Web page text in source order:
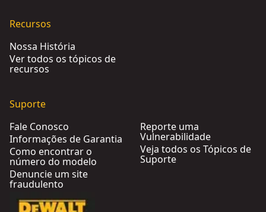
Recursos
Nossa História
Ver todos os tópicos de
recursos
Suporte
Fale Conosco
Informações de Garantia
Como encontrar o
número do modelo
Denuncie um site
fraudulento
Reporte uma
Vulnerabilidade
Veja todos os Tópicos de
Suporte